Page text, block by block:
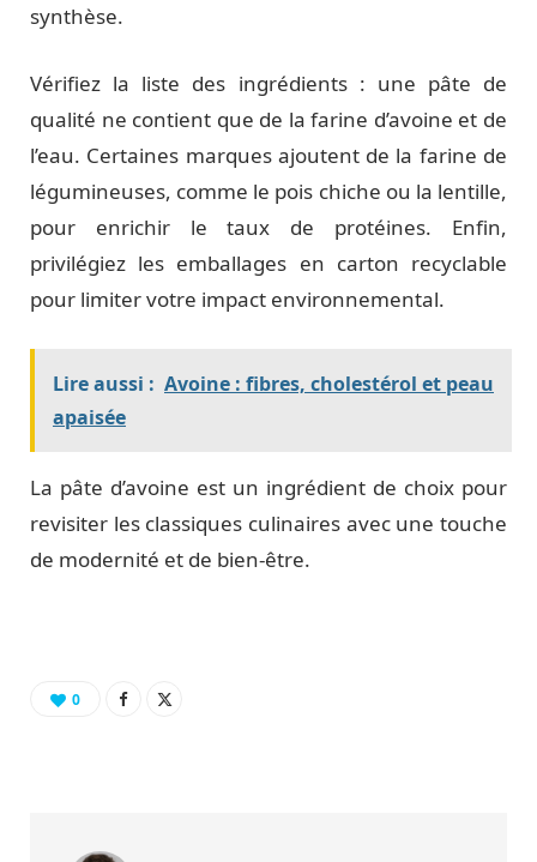
synthèse.
Vérifiez la liste des ingrédients : une pâte de
qualité ne contient que de la farine d’avoine et de
l’eau. Certaines marques ajoutent de la farine de
légumineuses, comme le pois chiche ou la lentille,
pour enrichir le taux de protéines. Enfin,
privilégiez les emballages en carton recyclable
pour limiter votre impact environnemental.
Lire aussi : Avoine : fibres, cholestérol et peau
apaisée
La pâte d’avoine est un ingrédient de choix pour
revisiter les classiques culinaires avec une touche
de modernité et de bien-être.
0